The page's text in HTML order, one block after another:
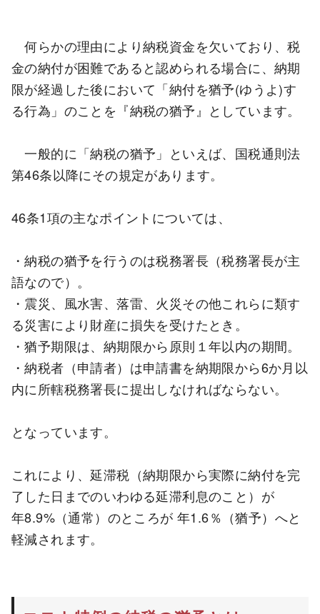
何らかの理由により納税資金を欠いており、税
金の納付が困難であると認められる場合に、納期
限が経過した後において「納付を猶予(ゆうよ)す
る行為」のことを『納税の猶予』としています。
一般的に「納税の猶予」といえば、国税通則法
第46条以降にその規定があります。
46条1項の主なポイントについては、
・納税の猶予を行うのは税務署長（税務署長が主
語なので）。
・震災、風水害、落雷、火災その他これらに類す
る災害により財産に損失を受けたとき。
・猶予期限は、納期限から原則１年以内の期間。
・納税者（申請者）は申請書を納期限から6か月以
内に所轄税務署長に提出しなければならない。
となっています。
これにより、延滞税（納期限から実際に納付を完
了した日までのいわゆる延滞利息のこと）が
年8.9%（通常）のところが 年1.6％（猶予）へと
軽減されます。